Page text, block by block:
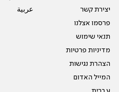
יצירת קשר
פרסמו אצלנו
תנאי שימוש
מדיניות פרטיות
הצהרת נגישות
המייל האדום
عربية